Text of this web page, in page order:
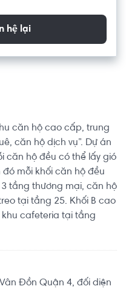
hệ lại
căn hộ cao cấp, trung
căn hộ dịch vụ”. Dự án
căn hộ đều có thể lấy gió
mỗi khối căn hộ đều
tầng thương mại, căn hộ
tại tầng 25. Khối B cao
cafeteria tại tầng
Đồn Quận 4, đối diện